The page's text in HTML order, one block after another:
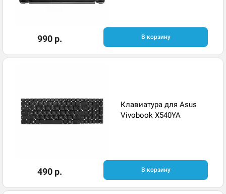
990 р. В корзину
Клавиатура для Asus
Vivobook X540YA
490 р. В корзину